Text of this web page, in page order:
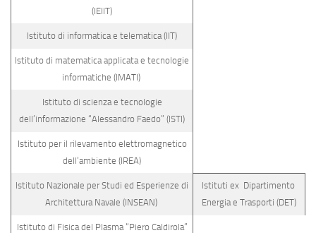
(IEIIT)
Istituto di informatica e telematica (IIT)
Istituto di matematica applicata e tecnologie
informatiche (IMATI)
Istituto di scienza e tecnologie
dell’informazione “Alessandro Faedo” (ISTI)
Istituto per il rilevamento elettromagnetico
dell’ambiente (IREA)
Istituto Nazionale per Studi ed Esperienze di
Architettura Navale (INSEAN)
Istituti ex Dipartimento
Energia e Trasporti (DET)
Istituto di Fisica del Plasma “Piero Caldirola”